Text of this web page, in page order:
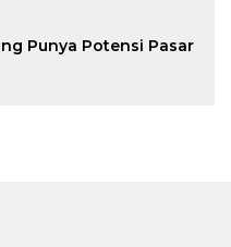
Punya Potensi Pasar